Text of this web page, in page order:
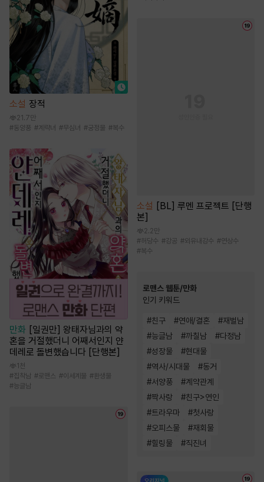
소설 장적
21.7만
#동양풍 # 계략녀 #무심녀 #궁정물 #복수
만화 [일권만] 왕태자님과의 약
혼을 거절했더니 어째서인지 얀
데레로 돌변했습니다 [단행본]
1천
#집착남 #로맨스 #이세계물 # 환생물
#능글남
소설
[BL] 루멘 프로젝트 [단행
본]
2.2만
#허당수 #강공 #외유내강수 #연상수
#복수
로맨스 웹툰/만화
인기 키워드
#친구 #연애/결혼 #재벌남
#능글남 #까칠남 #다정남
#성장물 #현대물
#역사/시대물 #동거
#서양풍 #계약관계
#짝사랑 #친구>연인
#트라우마 #첫사랑
#오피스물 #재회물
#힐링물 #직진녀